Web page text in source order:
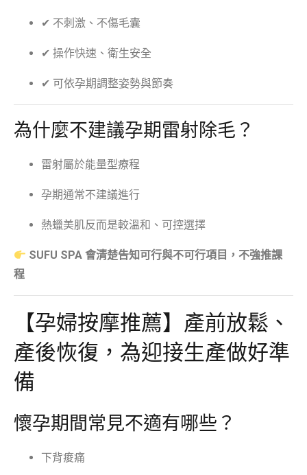
✔ 不刺激、不傷毛囊
✔ 操作快速、衛生安全
✔ 可依孕期調整姿勢與節奏
為什麼不建議孕期雷射除毛？
雷射屬於能量型療程
孕期通常不建議進行
熱蠟美肌反而是較溫和、可控選擇
SUFU SPA 會清楚告知可行與不可行項目，不強推課
程
【孕婦按摩推薦】產前放鬆、
產後恢復，為迎接生產做好準
備
懷孕期間常見不適有哪些？
下背痠痛